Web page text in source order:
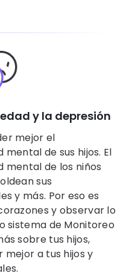
y la depresión
mejor el
de sus hijos. El
de los niños
sus
y más. Por eso es
y observar lo
sistema de Monitoreo
sobre tus hijos,
a tus hijos y